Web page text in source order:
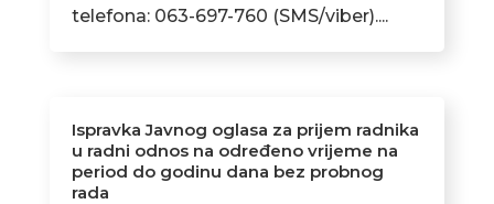
telefona: 063-697-760 (SMS/viber)....
Ispravka Javnog oglasa za prijem radnika
u radni odnos na određeno vrijeme na
period do godinu dana bez probnog
rada